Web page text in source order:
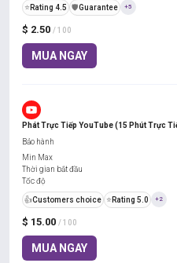
$ 2.50 / 100
MUA NGAY
⭐ Rating 4.5 ️🛡️Guarantee +5
Phát Trực Tiếp YouTube (15 Phút Trực
$ 15.00 / 100
MUA NGAY
Bảo hành
Min Max
Thời gian bắt đầu
Tốc độ
👍Customers choice ⭐ Rating 5.0 +2